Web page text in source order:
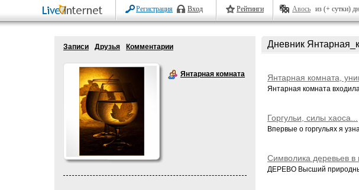
Регистрация Вход Рейтинги Авось из (+ сутки)
Записи Друзья Комментарии
Янтарная комната
Дневник
Янтарная комната,
Янтарная комната
Горгульи, силы хаоса...
Впервые о горгульях я
Символика деревьев в
ДЕРЕВО Высший